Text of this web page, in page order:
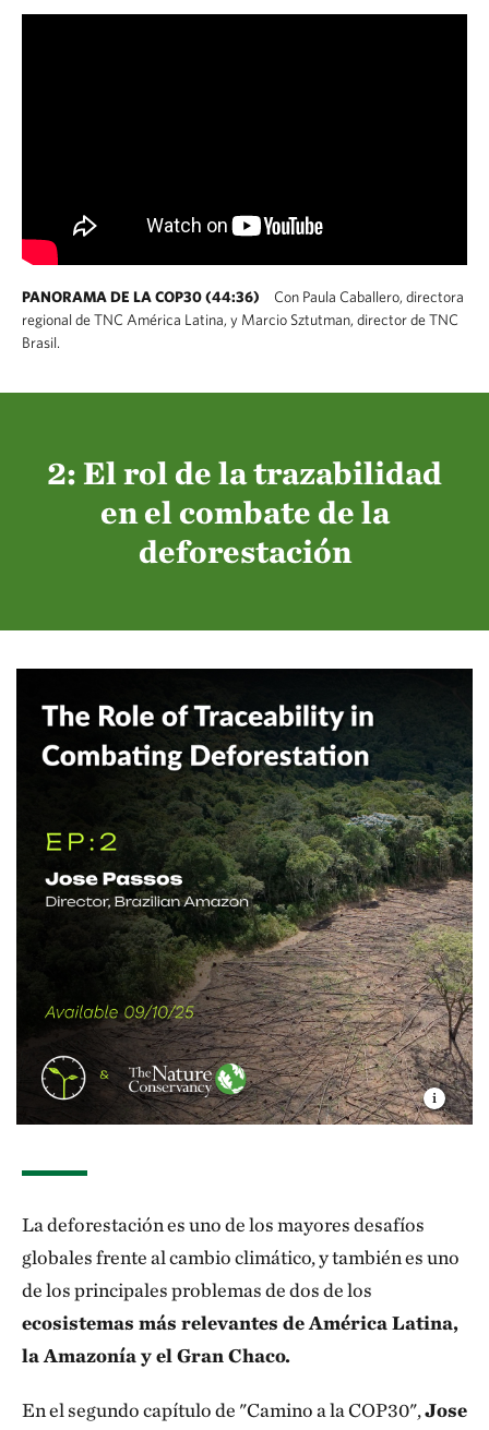
PANORAMA DE LA COP30 (44:36)
Con Paula Caballero, directora
regional de TNC América Latina, y Marcio Sztutman, director de TNC
Brasil.
2: El rol de la trazabilidad
en el combate de la
deforestación
La deforestación es uno de los mayores desafíos
globales frente al cambio climático, y también es uno
de los principales problemas de dos de los
ecosistemas más relevantes de América Latina,
la Amazonía y el Gran Chaco.
En el segundo capítulo de "Camino a la COP30",Jose